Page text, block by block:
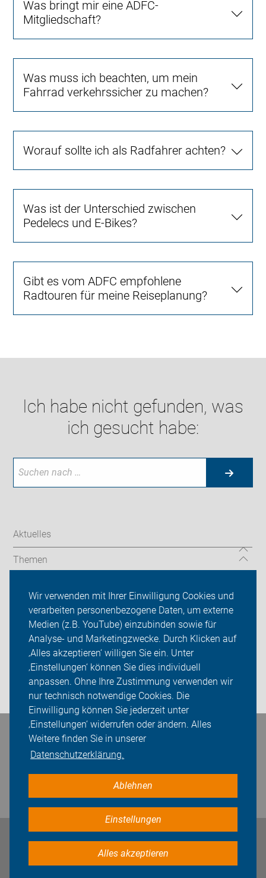
Wir verwenden mit Ihrer Einwilligung Cookies und
verarbeiten personenbezogene Daten, um externe
Medien (z.B. YouTube) einzubinden sowie für
Analyse- und Marketingzwecke. Durch Klicken auf
‚Alles akzeptieren‘ willigen Sie ein. Unter
‚Einstellungen‘ können Sie dies individuell
anpassen. Ohne Ihre Zustimmung verwenden wir
nur technisch notwendige Cookies. Die
Einwilligung können Sie jederzeit unter
‚Einstellungen‘ widerrufen oder ändern. Alles
Weitere finden Sie in unserer
Datenschutzerklärung.
Ablehnen
Einstellungen
Alles akzeptieren
Was bringt mir eine ADFC-
Mitgliedschaft?
Was muss ich beachten, um mein
Fahrrad verkehrssicher zu machen?
Worauf sollte ich als Radfahrer achten?
Was ist der Unterschied zwischen
Pedelecs und E-Bikes?
Gibt es vom ADFC empfohlene
Radtouren für meine Reiseplanung?
Ich habe nicht gefunden, was
ich gesucht habe:
Aktuelles
Themen
Ortsgruppen
Sei dabei
Presse
Login
Bleiben Sie in Kontakt